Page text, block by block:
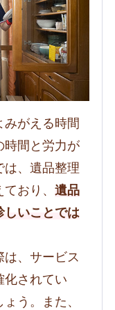
がえる時間
時間と労力が
は、遺品整理
おり、 遺品
しいことでは
、サービス
化されてい
う。また、